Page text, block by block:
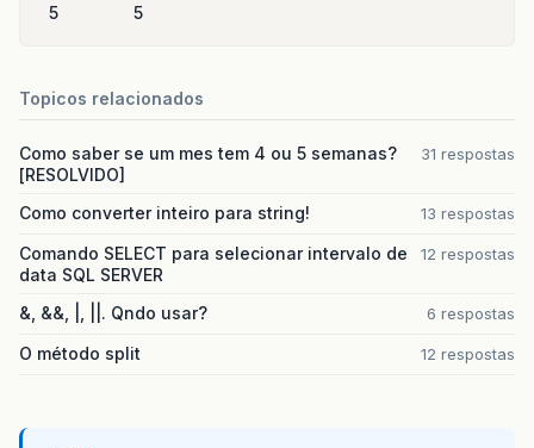
5 5
Topicos relacionados
Como saber se um mes tem 4 ou 5 semanas?
[RESOLVIDO]
31 respostas
Como converter inteiro para string! 13 respostas
Comando SELECT para selecionar intervalo de
data SQL SERVER
12 respostas
&, &&, |, ||. Qndo usar? 6 respostas
O método split 12 respostas